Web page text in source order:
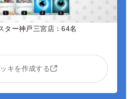
ター神戸三宮店：64名
キを作成する